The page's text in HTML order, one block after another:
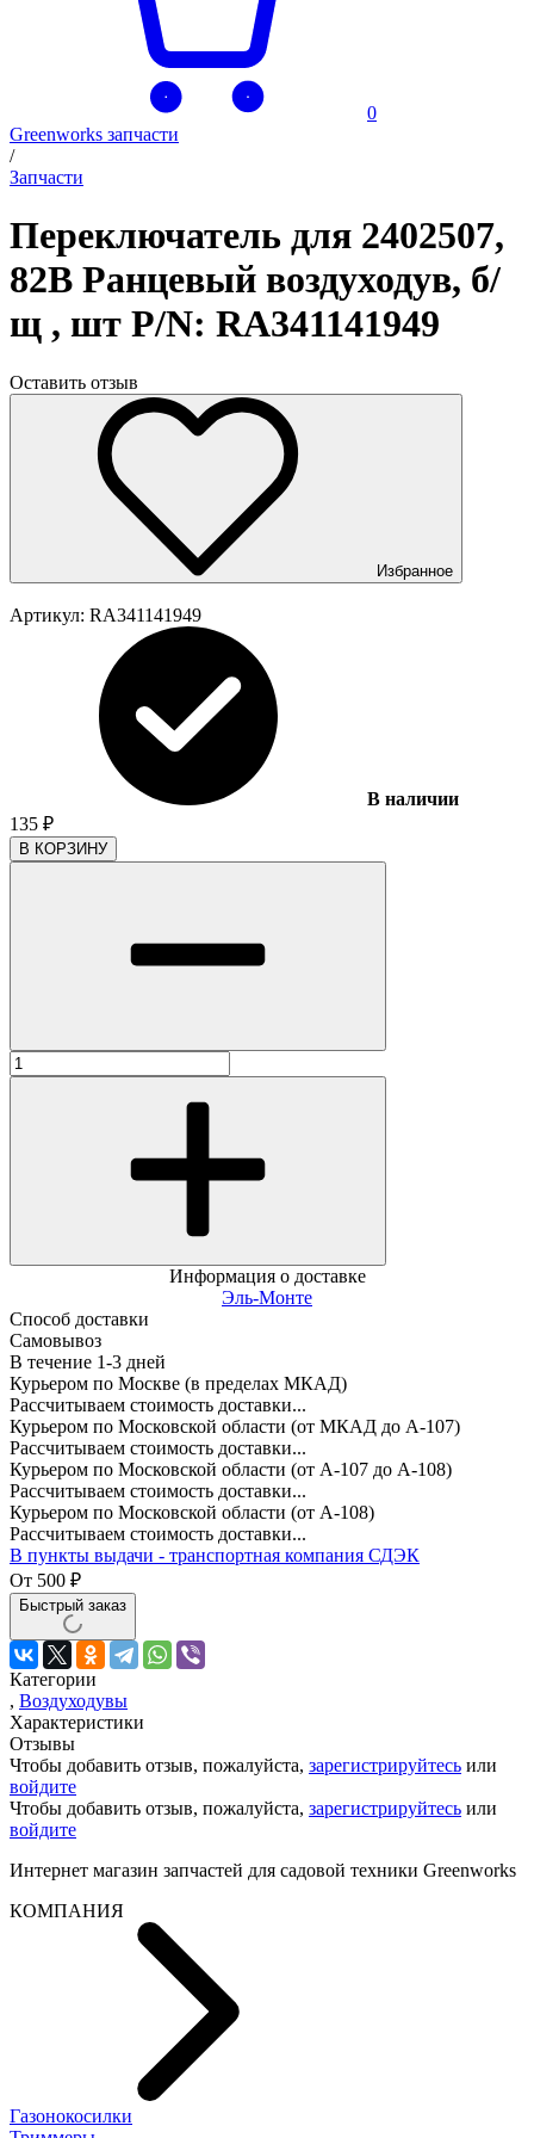
0
Greenworks запчасти
/
Запчасти
Переключатель для 2402507,
82В Ранцевый воздуходув, б/
щ , шт P/N: RA341141949
Оставить отзыв
Избранное
Артикул: RA341141949
В наличии
135 ₽
В КОРЗИНУ
Информация о доставке
Эль-Монте
Способ доставки
Самовывоз
В течение 1-3 дней
Курьером по Москве (в пределах МКАД)
Рассчитываем стоимость доставки...
Курьером по Московской области (от МКАД до А-107)
Рассчитываем стоимость доставки...
Курьером по Московской области (от А-107 до А-108)
Рассчитываем стоимость доставки...
Курьером по Московской области (от А-108)
Рассчитываем стоимость доставки...
В пункты выдачи - транспортная компания СДЭК
От 500 ₽
Быстрый заказ
Категории
, Воздуходувы
Характеристики
Отзывы
Чтобы добавить отзыв, пожалуйста, зарегистрируйтесь или
войдите
Чтобы добавить отзыв, пожалуйста, зарегистрируйтесь или
войдите
Интернет магазин запчастей для садовой техники Greenworks
КОМПАНИЯ
Газонокосилки